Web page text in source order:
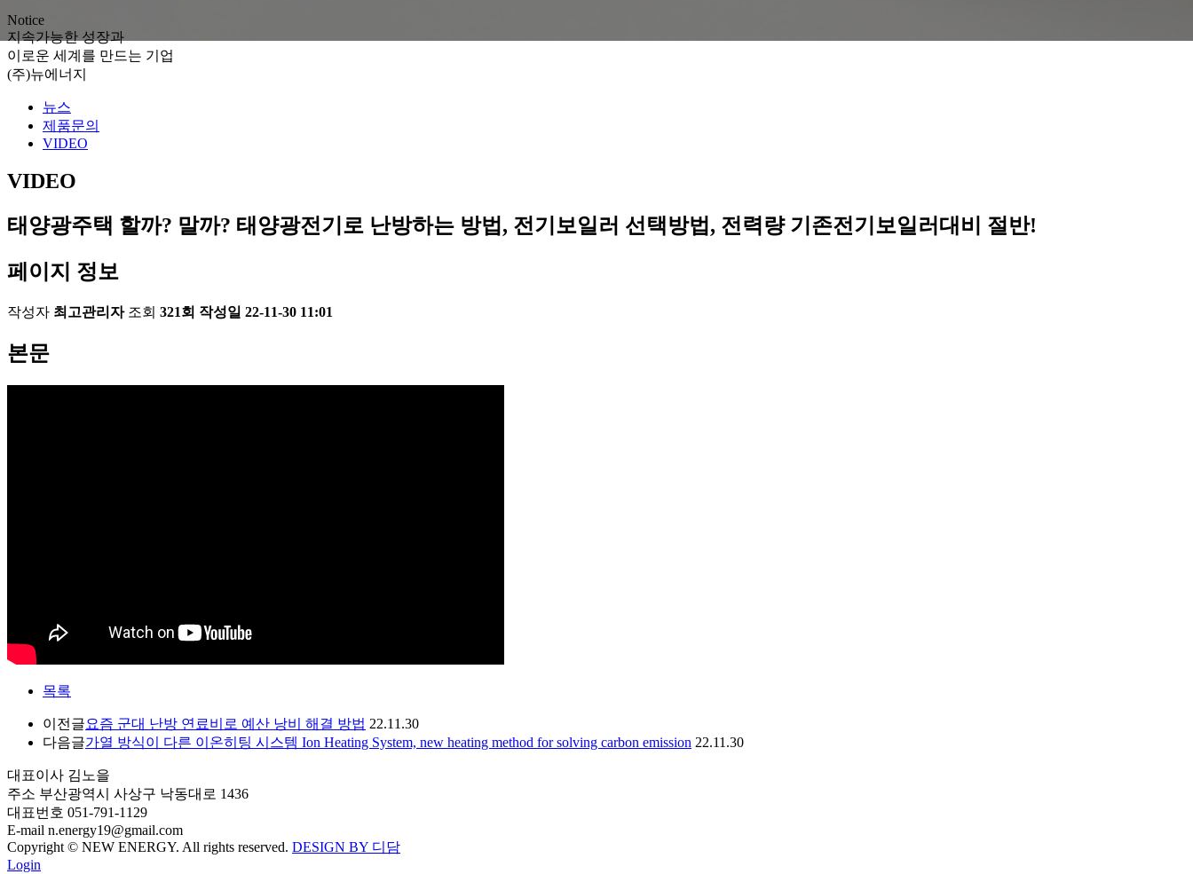
Notice
지속가능한 성장과
이로운 세계를 만드는 기업
(주)뉴에너지
뉴스
제품문의
VIDEO
VIDEO
태양광주택 할까? 말까? 태양광전기로 난방하는 방법, 전기보일러 선택방법, 전력량 기존전기보일러대비 절반!
페이지 정보
작성자 최고관리자 조회 321회 작성일 22-11-30 11:01
본문
목록
이전글요즘 군대 난방 연료비로 예산 낭비 해결 방법 22.11.30
다음글가열 방식이 다른 이온히팅 시스템 Ion Heating System, new heating method for solving carbon emission 22.11.30
대표이사 김노을
주소 부산광역시 사상구 낙동대로 1436
대표번호 051-791-1129
E-mail n.energy19@gmail.com
Copyright © NEW ENERGY. All rights reserved. DESIGN BY 디담
Login